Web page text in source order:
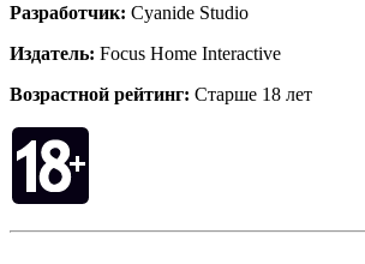
Разработчик: Cyanide Studio
Издатель: Focus Home Interactive
Возрастной рейтинг: Старше 18 лет